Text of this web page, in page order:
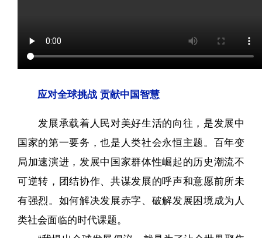
应对全球挑战 贡献中国智慧
发展承载着人民对美好生活的向往，是发展中
国家的第一要务，也是人类社会永恒主题。百年变
局加速演进，发展中国家群体性崛起的历史潮流不
可逆转，团结协作、共谋发展的呼声和意愿前所未
有强烈。如何解决发展赤字、破解发展困境成为人
类社会面临的时代课题。